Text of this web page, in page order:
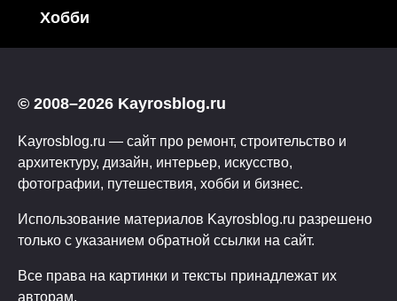
Хобби
© 2008–2026 Kayrosblog.ru
Kayrosblog.ru — сайт про ремонт, строительство и
архитектуру, дизайн, интерьер, искусство,
фотографии, путешествия, хобби и бизнес.
Использование материалов Kayrosblog.ru разрешено
только с указанием обратной ссылки на сайт.
Все права на картинки и тексты принадлежат их
авторам.